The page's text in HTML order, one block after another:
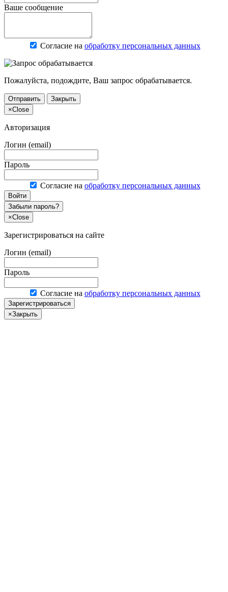
Ваше сообщение
Согласие на обработку персональных данных
Пожалуйста, подождите, Ваш запрос обрабатывается.
Отправить
Закрыть
×Close
Авторизация
Логин (email)
Пароль
Согласие на обработку персональных данных
Войти
Забыли пароль?
×Close
Зарегистрироваться на сайте
Логин (email)
Пароль
Согласие на обработку персональных данных
Зарегистрироваться
×Закрыть